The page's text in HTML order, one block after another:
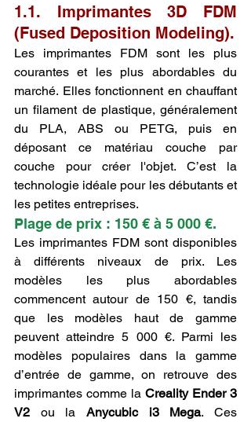
1.1. Imprimantes 3D FDM
(Fused Deposition Modeling).
Les imprimantes FDM sont les plus
courantes et les plus abordables du
marché. Elles fonctionnent en chauffant
un filament de plastique, généralement
du PLA, ABS ou PETG, puis en
déposant ce matériau couche par
couche pour créer l'objet. C’est la
technologie idéale pour les débutants et
les petites entreprises.
Plage de prix : 150 € à 5 000 €.
Les imprimantes FDM sont disponibles
à différents niveaux de prix. Les
modèles les plus abordables
commencent autour de 150 €, tandis
que les modèles haut de gamme
peuvent atteindre 5 000 €. Parmi les
modèles populaires dans la gamme
d’entrée de gamme, on retrouve des
imprimantes comme la Creality Ender 3
V2 ou la Anycubic i3 Mega. Ces